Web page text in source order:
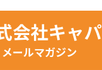
会社キャパ
メールマガジン